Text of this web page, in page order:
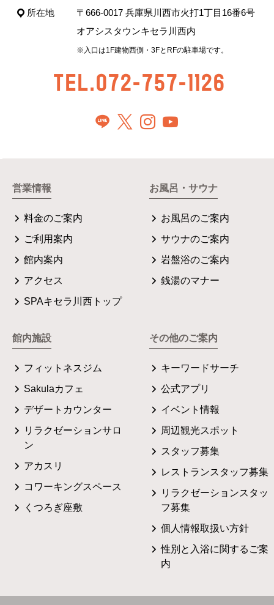
所在地
〒666-0017 兵庫県川西市火打1丁目16番6号
オアシスタウンキセラ川西内
※入口は1F建物西側・3FとRFの駐車場です。
TEL.072-757-1126
営業情報
料金のご案内
ご利用案内
館内案内
アクセス
SPAキセラ川西トップ
お風呂・サウナ
お風呂のご案内
サウナのご案内
岩盤浴のご案内
銭湯のマナー
館内施設
フィットネスジム
Sakulaカフェ
デザートカウンター
リラクゼーションサロ
ン
アカスリ
コワーキングスペース
くつろぎ座敷
その他のご案内
キーワードサーチ
公式アプリ
イベント情報
周辺観光スポット
スタッフ募集
レストランスタッフ募集
リラクゼーションスタッ
フ募集
個人情報取扱い方針
性別と入浴に関するご案
内